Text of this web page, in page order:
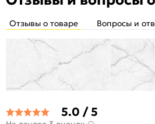
Отзывы о товаре Вопросы и
5.0 / 5